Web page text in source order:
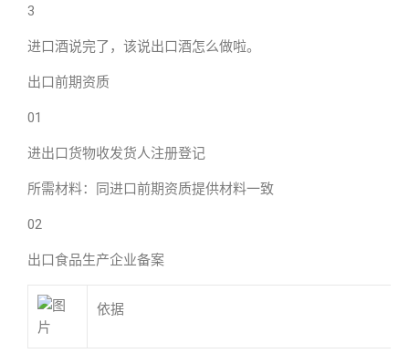
3
进口酒说完了，该说出口酒怎么做啦。
出口前期资质
01
进出口货物收发货人注册登记
所需材料：同进口前期资质提供材料一致
02
出口食品生产企业备案
依据